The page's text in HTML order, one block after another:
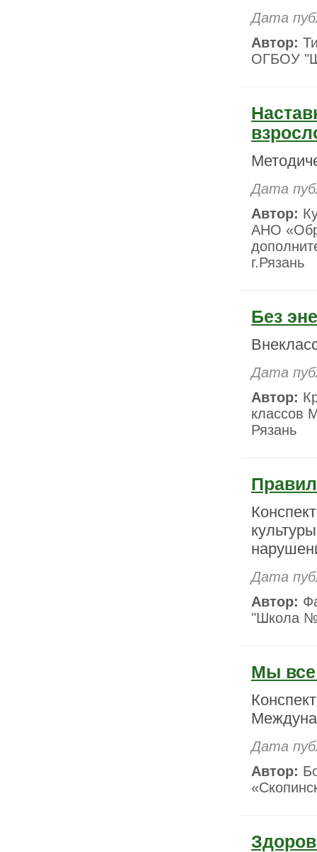
Дата
Автор:
ОГБОУ
Дата
Автор:
АНО
г.Рязань
Без
Дата
Автор:
классов
Рязань
Дата
Автор:
"Школа №
Мы все
Дата
Автор: